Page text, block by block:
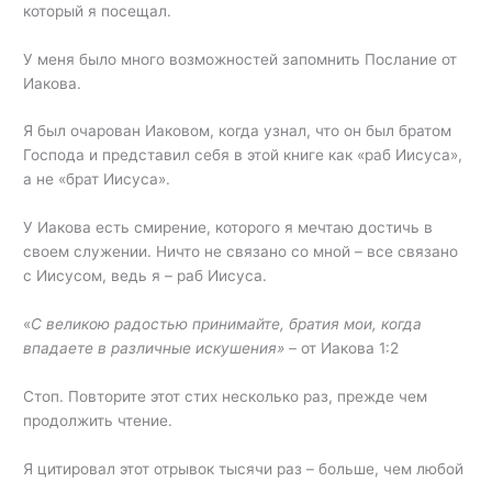
который я посещал.
У меня было много возможностей запомнить Послание от
Иакова.
Я был очарован Иаковом, когда узнал, что он был братом
Господа и представил себя в этой книге как «раб Иисуса»,
а не «брат Иисуса».
У Иакова есть смирение, которого я мечтаю достичь в
своем служении. Ничто не связано со мной – все связано
с Иисусом, ведь я – раб Иисуса.
«С великою радостью принимайте, братия мои, когда
впадаете в различные искушения» –от Иакова 1:2
Стоп. Повторите этот стих несколько раз, прежде чем
продолжить чтение.
Я цитировал этот отрывок тысячи раз – больше, чем любой